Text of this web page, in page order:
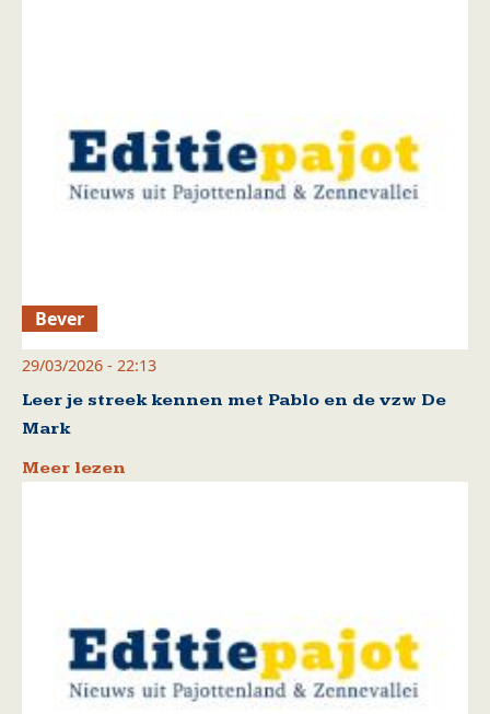
Bever
29/03/2026 - 22:13
Leer je streek kennen met Pablo en de vzw De
Mark
Meer lezen